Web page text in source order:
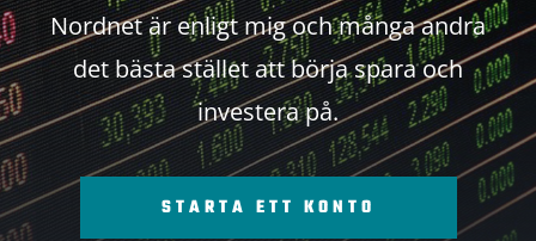
Nordnet är enligt mig och många andra
det bästa stället att börja spara och
investera på.
STARTA ETT KONTO